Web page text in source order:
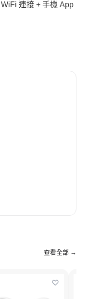
WiFi 連接 + 手機 App
查看全部 →